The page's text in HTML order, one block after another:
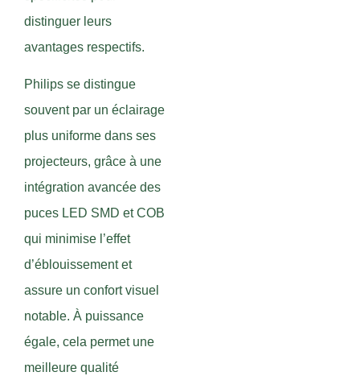
distinguer leurs
avantages respectifs.
Philips se distingue
souvent par un éclairage
plus uniforme dans ses
projecteurs, grâce à une
intégration avancée des
puces LED SMD et COB
qui minimise l’effet
d’éblouissement et
assure un confort visuel
notable. À puissance
égale, cela permet une
meilleure qualité